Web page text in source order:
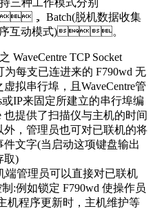
， Batch(脱机数据收集
序互动模式)。
TCP Socket
可为每支已连进来的 F790wd 无
串行埠，且WaveCentre管
或IP来固定所建立的串行埠编
也提供了扫描仪与主机的时间
，管理员也可对已联机的将
文字(当启动这项键盘输出
取)
端管理员可以直接对已联机
:例如锁定 F790wd 使操作员
程序更新时，主机维护等